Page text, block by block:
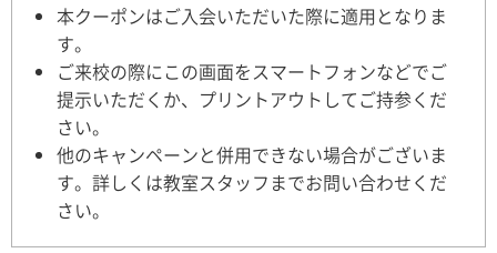
本クーポンはご入会いただいた際に適用となりま
す。
ご来校の際にこの画面をスマートフォンなどでご
提示いただくか、プリントアウトしてご持参くだ
さい。
他のキャンペーンと併用できない場合がございま
す。詳しくは教室スタッフまでお問い合わせくだ
さい。